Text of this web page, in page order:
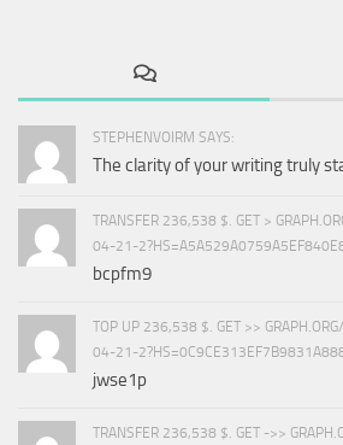
STEPHENVOIRM SAYS:
The clarity of your writing truly
TRANSFER 236,538 $. GET >
04-21-
bcpfm9
TOP UP 236,538 $. GET >>
04-21-
jwse1p
TRANSFER 236,538 $. GET ->>